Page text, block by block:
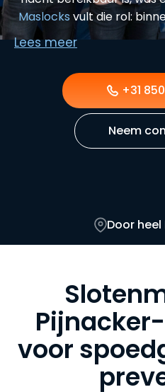
Maslocksvult die rol:
in Keijzershof, Nootdorp of
Lees meer
+31
Neem
Door
voor